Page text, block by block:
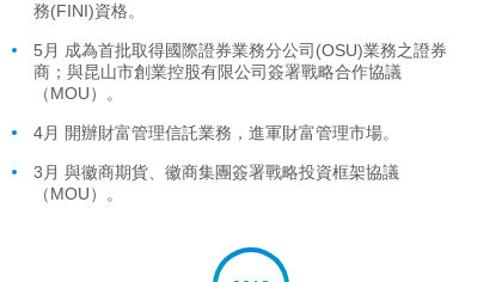
務(FINI)資格。
5月 成為首批取得國際證券業務分公司(OSU)業務之證券
商；與昆山市創業控股有限公司簽署戰略合作協議
（MOU）。
4月 開辦財富管理信託業務，進軍財富管理市場。
3月 與徽商期貨、徽商集團簽署戰略投資框架協議
（MOU）。